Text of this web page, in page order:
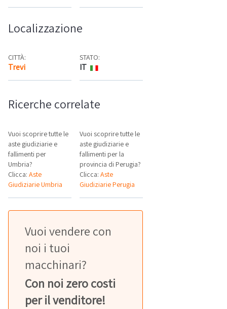
Localizzazione
CITTÀ:
Trevi Mappa
STATO:
IT
Ricerche correlate
Vuoi scoprire tutte le
aste giudiziarie e
fallimenti per
Umbria?
Clicca: Aste
Giudiziarie Umbria
Vuoi scoprire tutte le
aste giudiziarie e
fallimenti per la
provincia di Perugia?
Clicca:Aste
Giudiziarie Perugia
Vuoi vendere con
noi i tuoi
macchinari?
Con noi zero costi
per il venditore!